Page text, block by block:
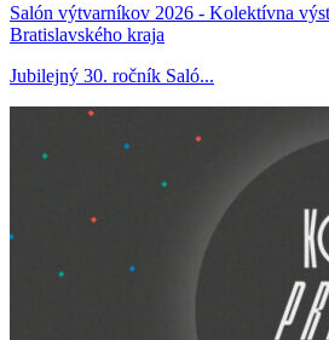
Salón výtvarníkov 2026 - Kolektívna
Bratislavského kraja
Jubilejný 30. ročník Saló...